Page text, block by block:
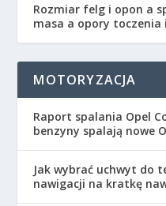
Rozmiar felg i opon a
masa a opory toczenia
MOTORYZACJA
Raport spalania Opel
benzyny spalają nowe
Jak wybrać uchwyt do
nawigacji na kratkę